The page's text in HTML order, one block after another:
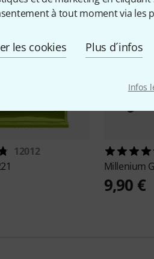
à tout moment via les
les cookies Plus d´infos
Infos
12012
Millenium
9,90 €